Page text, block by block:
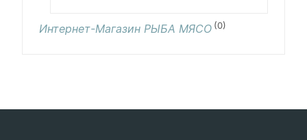
Интернет-Магазин РЫБА МЯСО (0)